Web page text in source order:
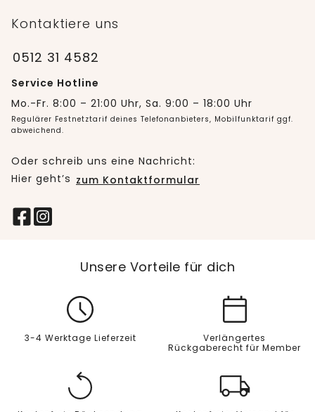
Kontaktiere uns
0512 31 4582
Service Hotline
Mo.-Fr. 8:00 – 21:00 Uhr, Sa. 9:00 – 18:00 Uhr
Regulärer Festnetztarif deines Telefonanbieters, Mobilfunktarif ggf.
abweichend.
Oder schreib uns eine Nachricht:
Hier geht’s zum Kontaktformular
Unsere Vorteile für dich
3-4 Werktage Lieferzeit
Verlängertes
Rückgaberecht für Member